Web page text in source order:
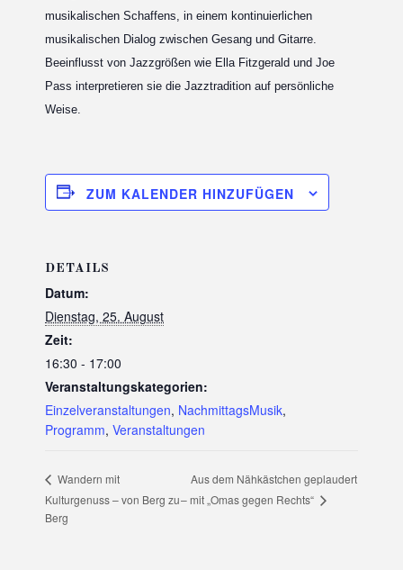
musikalischen Schaffens, in einem kontinuierlichen
musikalischen Dialog zwischen Gesang und Gitarre.
Beeinflusst von Jazzgrößen wie Ella Fitzgerald und Joe
Pass interpretieren sie die Jazztradition auf persönliche
Weise.
ZUM KALENDER HINZUFÜGEN
DETAILS
Datum:
Dienstag, 25. August
Zeit:
16:30 - 17:00
Veranstaltungskategorien:
Einzelveranstaltungen, NachmittagsMusik,
Programm, Veranstaltungen
Wandern mit
Kulturgenuss – von Berg zu
Berg
Aus dem Nähkästchen geplaudert
– mit „Omas gegen Rechts“